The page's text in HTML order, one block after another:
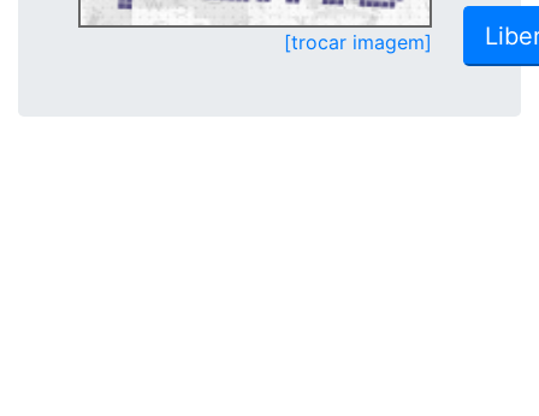
[trocar imagem]